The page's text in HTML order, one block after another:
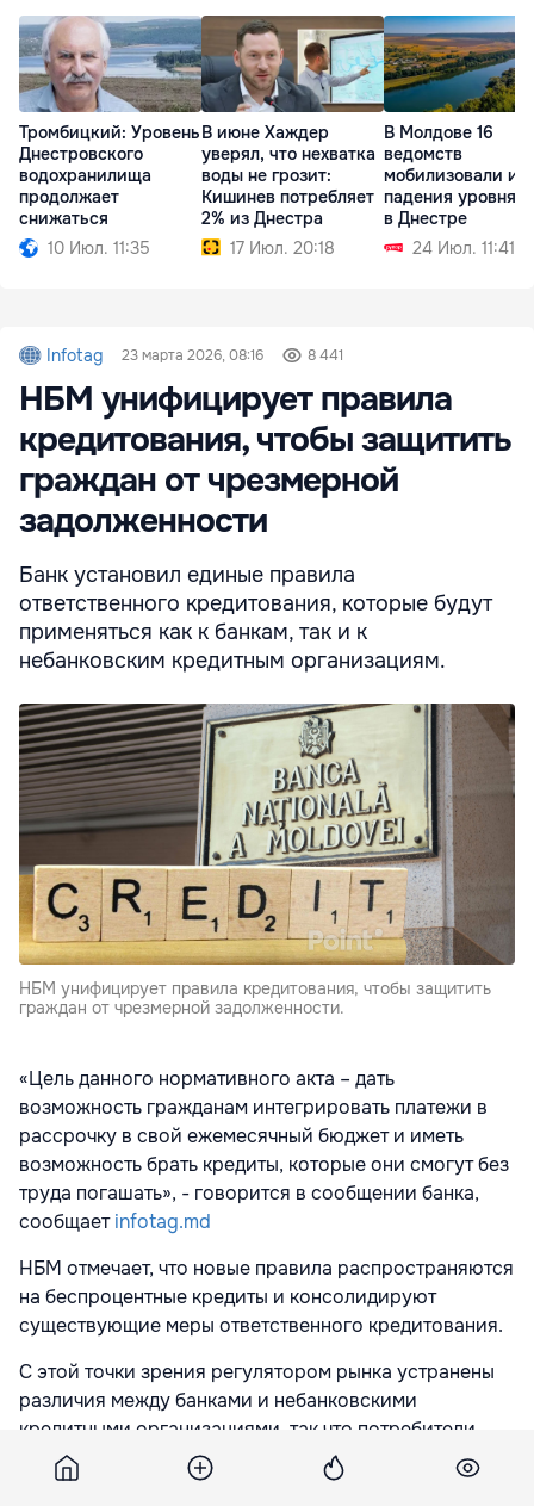
Тромбицкий: Уровень
Днестровского
водохранилища
продолжает
снижаться
10 Июл. 11:35
В июне Хаждер
уверял, что нехватка
воды не грозит:
Кишинев потребляет
2% из Днестра
17 Июл. 20:18
В Молдове 16
ведомств
мобилизовали
падения уровня
в Днестре
24 Июл. 11:41
Infotag 23 марта 2026, 08:16 8 441
НБМ унифицирует правила
кредитования, чтобы защитить
граждан от чрезмерной
задолженности
Банк установил единые правила
ответственного кредитования, которые будут
применяться как к банкам, так и к
небанковским кредитным организациям.
НБМ унифицирует правила кредитования, чтобы защитить
граждан от чрезмерной задолженности.
«Цель данного нормативного акта – дать
возможность гражданам интегрировать платежи в
рассрочку в свой ежемесячный бюджет и иметь
возможность брать кредиты, которые они смогут без
труда погашать», - говорится в сообщении банка,
сообщаетinfotag.md
НБМ отмечает, что новые правила распространяются
на беспроцентные кредиты и консолидируют
существующие меры ответственного кредитования.
С этой точки зрения регулятором рынка устранены
различия между банками и небанковскими
кредитными организациями, так что потребители
пользуются одними и теми же правилами и
одинаковой защитой независимо от кредитной